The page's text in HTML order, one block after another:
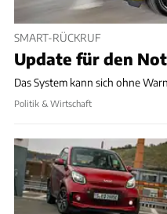
SMART-RÜCKRUF
Update für den
Das System kann sich ohne
Politik & Wirtschaft